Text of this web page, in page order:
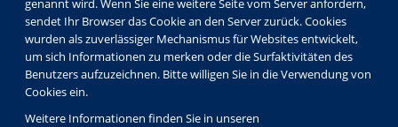
genannt wird. Wenn Sie eine weitere Seite vom Server anfordern,
sendet Ihr Browser das Cookie an den Server zurück. Cookies
wurden als zuverlässiger Mechanismus für Websites entwickelt,
um sich Informationen zu merken oder die Surfaktivitäten des
Benutzers aufzuzeichnen. Bitte willigen Sie in die Verwendung von
Cookies ein.
Weitere Informationen finden Sie in unseren